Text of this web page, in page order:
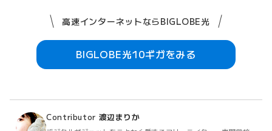
高速インターネットならBIGLOBE光
BIGLOBE光10ギガをみる
Contributor 渡辺まりか